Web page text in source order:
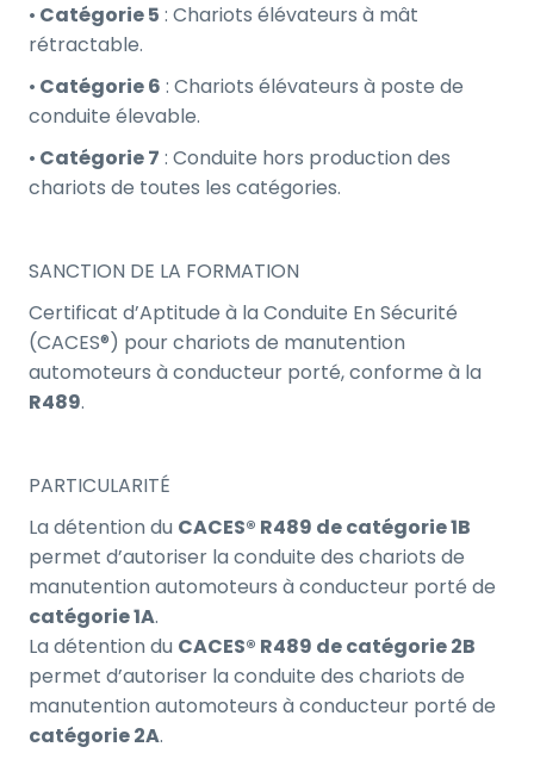
• Catégorie 5 : Chariots élévateurs à mât
rétractable.
• Catégorie 6 : Chariots élévateurs à poste de
conduite élevable.
• Catégorie 7 : Conduite hors production des
chariots de toutes les catégories.
SANCTION DE LA FORMATION
Certificat d’Aptitude à la Conduite En Sécurité
(CACES®) pour chariots de manutention
automoteurs à conducteur porté, conforme à la
R489.
PARTICULARITÉ
La détention du CACES® R489 de catégorie 1B
permet d’autoriser la conduite des chariots de
manutention automoteurs à conducteur porté de
catégorie 1A.
La détention du CACES® R489 de catégorie 2B
permet d’autoriser la conduite des chariots de
manutention automoteurs à conducteur porté de
catégorie 2A.